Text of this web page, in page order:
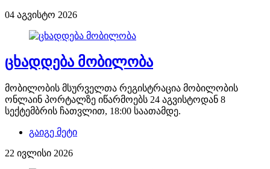
04 აგვისტო 2026
ცხადდება მობილობა
მობილობის მსურველთა რეგისტრაცია მობილობის
ონლაინ პორტალზე იწარმოებს 24 აგვისტოდან 8
სექტემბრის ჩათვლით, 18:00 საათამდე.
გაიგე მეტი
22 ივლისი 2026